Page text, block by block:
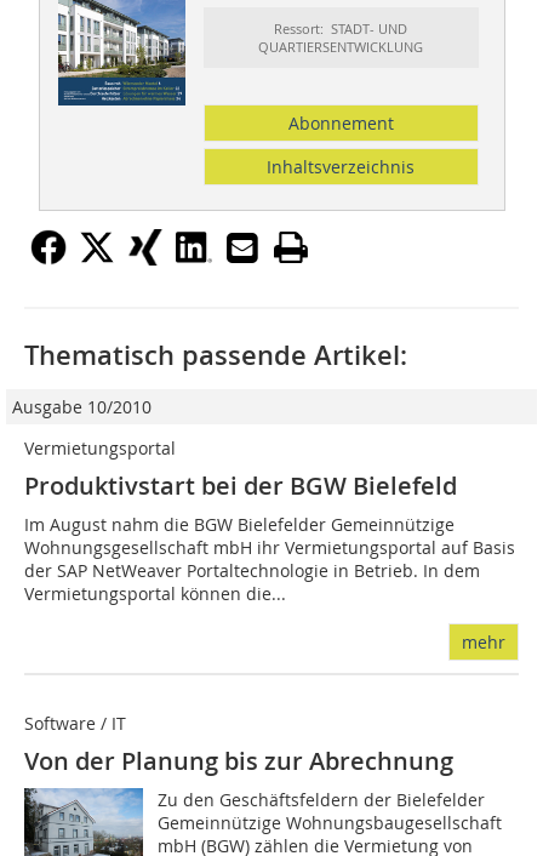
Ressort: STADT- UND
QUARTIERSENTWICKLUNG
Abonnement
Inhaltsverzeichnis
Thematisch passende Artikel:
Ausgabe 10/2010
Vermietungsportal
Produktivstart bei der BGW Bielefeld
Im August nahm die BGW Bielefelder Gemeinnützige
Wohnungsgesellschaft mbH ihr Vermietungsportal auf Basis
der SAP NetWeaver Portaltechnologie in Betrieb. In dem
Vermietungsportal können die...
mehr
Software / IT
Von der Planung bis zur Abrechnung
Zu den Geschäftsfeldern der Bielefelder
Gemeinnützige Wohnungsbaugesellschaft
mbH (BGW) zählen die Vermietung von